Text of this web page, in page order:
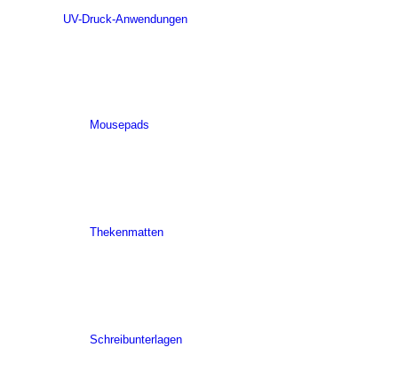
UV-Druck-Anwendungen
Mousepads
Thekenmatten
Schreibunterlagen